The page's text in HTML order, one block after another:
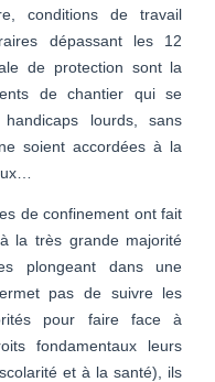
conditions de travail
dépassant les 12
de protection sont la
de chantier qui se
lourds, sans
soient accordées à la
de confinement ont fait
la très grande majorité
plongeant dans une
pas de suivre les
pour faire face à
fondamentaux leurs
et à la santé), ils